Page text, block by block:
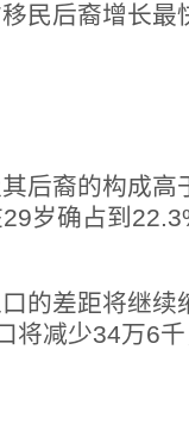
民后裔增长最
后裔的构成高
岁确占到
的差距将继续
将减少34万6